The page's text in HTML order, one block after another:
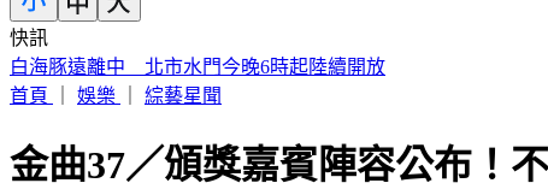
快訊
蔣萬安稱「未發陸警才沒放假」 吳思瑤還原時間軸：以為市民
首頁
娛樂 綜藝星聞
金曲37／頒獎嘉賓陣容公布！